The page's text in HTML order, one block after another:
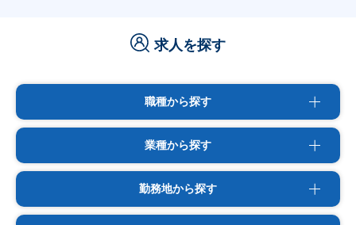
求人を探す
職種から探す
業種から探す
勤務地から探す